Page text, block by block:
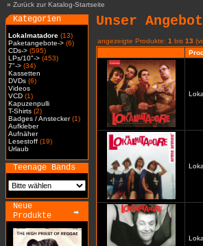
» Zurück zur Katalog-Startseite
Kategorien
Lokalmatadore (13)
Paketangebote-> (6)
CDs-> (595)
LPs/10"-> (453)
7"-> (34)
Kassetten
DVDs (6)
Videos
VCD (1)
Kapuzenpulli
T-Shirts (2)
Badges / Anstecker(1)
Aufkleber
Aufnäher
Lesestoff (19)
Urlaub
Teenage Bands
Neue
Produkte
Unser Angebot
angezeigte Produkte: 1 bis 13